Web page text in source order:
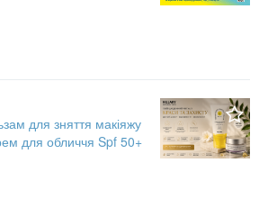
для зняття макіяжу
для обличчя Spf 50+